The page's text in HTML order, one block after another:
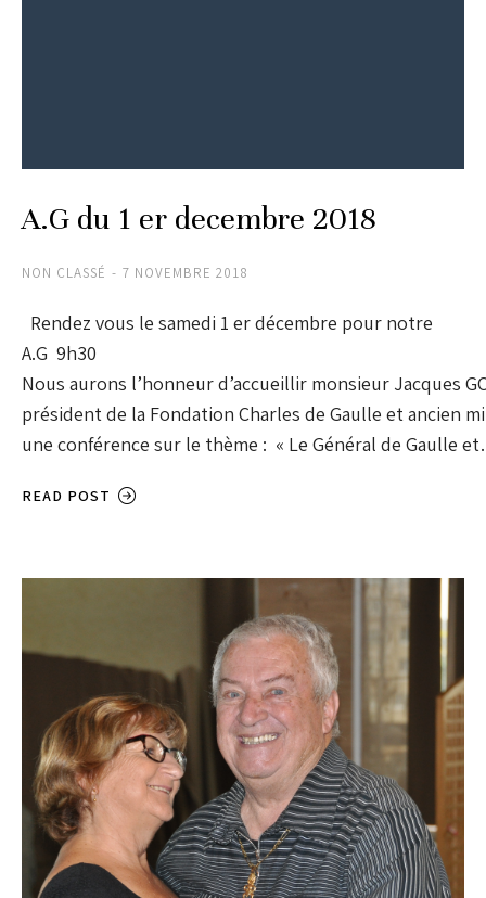
A.G du 1 er decembre 2018
NON CLASSÉ 7 NOVEMBRE 2018
Rendez vous le samedi 1 er décembre pour notre
A.G
Nous aurons l’honneur d’accueillir monsieur Jacques
président de la Fondation Charles de Gaulle et ancien
une conférence sur le thème : « Le Général de Gaulle
READ POST